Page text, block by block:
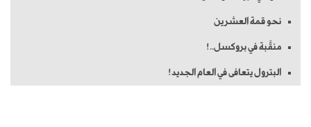
نحو قمة العشرين
منقَّبة في بروكسل..!
البترول يتعافى في العام الجديد!